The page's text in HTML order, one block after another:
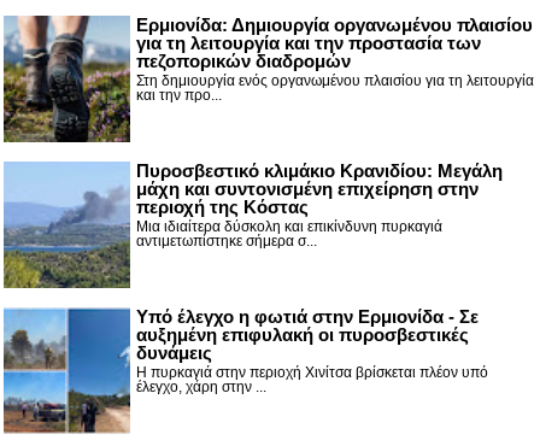
Ερμιονίδα: Δημιουργία οργανωμένου πλαισίου
για τη λειτουργία και την προστασία των
πεζοπορικών διαδρομών
Στη δημιουργία ενός οργανωμένου πλαισίου για τη λειτουργία
και την προ...
Πυροσβεστικό κλιμάκιο Κρανιδίου: Μεγάλη
μάχη και συντονισμένη επιχείρηση στην
περιοχή της Κόστας
Μια ιδιαίτερα δύσκολη και επικίνδυνη πυρκαγιά
αντιμετωπίστηκε σήμερα σ...
Υπό έλεγχο η φωτιά στην Ερμιονίδα - Σε
αυξημένη επιφυλακή οι πυροσβεστικές
δυνάμεις
Η πυρκαγιά στην περιοχή Χινίτσα βρίσκεται πλέον υπό
έλεγχο, χάρη στην ...